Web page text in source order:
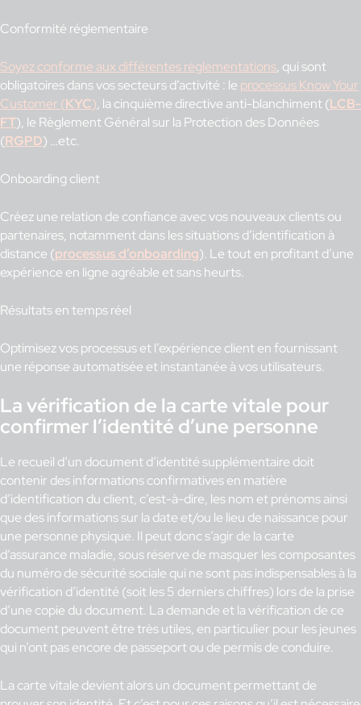
Conformité réglementaire
Soyez conforme aux différentes réglementations, qui sont
obligatoires dans vos secteurs d’activité : le processus Know Your
Customer (KYC), la cinquième directive anti-blanchiment (LCB-
FT), le Règlement Général sur la Protection des Données
(RGPD) …etc.
Onboarding client
Créez une relation de confiance avec vos nouveaux clients ou
partenaires, notamment dans les situations d’identification à
distance (processus d’onboarding). Le tout en profitant d’une
expérience en ligne agréable et sans heurts.
Résultats en temps réel
Optimisez vos processus et l’expérience client en fournissant
une réponse automatisée et instantanée à vos utilisateurs.
La vérification de la carte vitale pour
confirmer l’identité d’une personne
Le recueil d’un document d’identité supplémentaire doit
contenir des informations confirmatives en matière
d’identification du client, c’est-à-dire, les nom et prénoms ainsi
que des informations sur la date et/ou le lieu de naissance pour
une personne physique. Il peut donc s’agir de la carte
d’assurance maladie, sous réserve de masquer les composantes
du numéro de sécurité sociale qui ne sont pas indispensables à la
vérification d’identité (soit les 5 derniers chiffres) lors de la prise
d’une copie du document. La demande et la vérification de ce
document peuvent être très utiles, en particulier pour les jeunes
qui n’ont pas encore de passeport ou de permis de conduire.
La carte vitale devient alors un document permettant de